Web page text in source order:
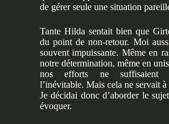
de gérer seule une situation
Tante Hilda sentait bien que
du point de non-retour. Moi
souvent impuissante. Même en
notre détermination, même en
nos efforts ne suffisaient
l’inévitable. Mais cela ne servait à
Je décidai donc d’aborder le
évoquer.